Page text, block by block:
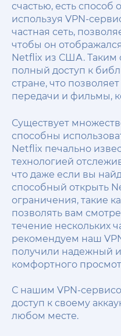
счастью, есть способ
используя VPN-
частная сеть,
чтобы он
Netflix из США. Таким
полный доступ к
стране, что
передачи и фильмы,
Существует
способны
Netflix печально
технологией
что даже если вы
способный открыть
ограничения, такие
позволять вам
течение нескольких
рекомендуем наш
получили надежный
комфортного
С нашим VPN-
доступ к своему
любом месте.